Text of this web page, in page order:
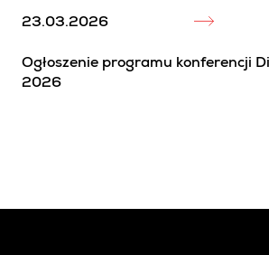
23.03.2026
Ogłoszenie programu konferencji
2026